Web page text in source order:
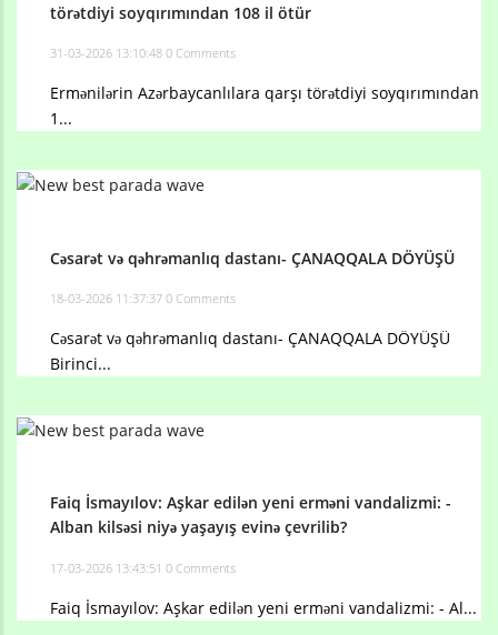
törətdiyi soyqırımından 108 il ötür
31-03-2026 13:10:48 0 Comments
Ermənilərin Azərbaycanlılara qarşı törətdiyi soyqırımından
1...
Cəsarət və qəhrəmanlıq dastanı- ÇANAQQALA DÖYÜŞÜ
18-03-2026 11:37:37 0 Comments
Cəsarət və qəhrəmanlıq dastanı- ÇANAQQALA DÖYÜŞÜ
Birinci...
Faiq İsmayılov: Aşkar edilən yeni erməni vandalizmi: -
Alban kilsəsi niyə yaşayış evinə çevrilib?
17-03-2026 13:43:51 0 Comments
Faiq İsmayılov: Aşkar edilən yeni erməni vandalizmi: - Al...